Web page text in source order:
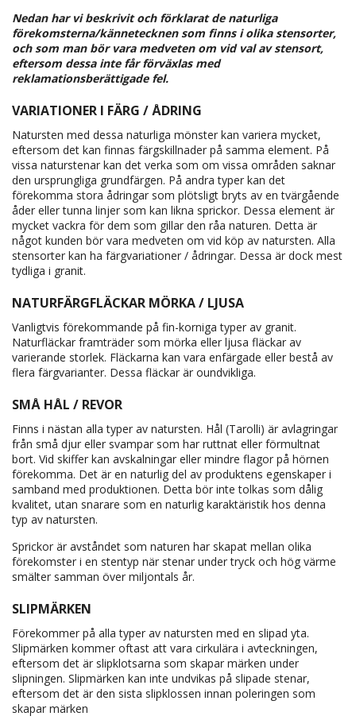
Nedan har vi beskrivit och förklarat de naturliga
förekomsterna/kännetecknen som finns i olika stensorter,
och som man bör vara medveten om vid val av stensort,
eftersom dessa inte får förväxlas med
reklamationsberättigade fel.
VARIATIONER I FÄRG / ÅDRING
Natursten med dessa naturliga mönster kan variera mycket,
eftersom det kan finnas färgskillnader på samma element. På
vissa naturstenar kan det verka som om vissa områden saknar
den ursprungliga grundfärgen. På andra typer kan det
förekomma stora ådringar som plötsligt bryts av en tvärgående
åder eller tunna linjer som kan likna sprickor. Dessa element är
mycket vackra för dem som gillar den råa naturen. Detta är
något kunden bör vara medveten om vid köp av natursten. Alla
stensorter kan ha färgvariationer / ådringar. Dessa är dock mest
tydliga i granit.
NATURFÄRGFLÄCKAR MÖRKA / LJUSA
Vanligtvis förekommande på fin-korniga typer av granit.
Naturfläckar framträder som mörka eller ljusa fläckar av
varierande storlek. Fläckarna kan vara enfärgade eller bestå av
flera färgvarianter. Dessa fläckar är oundvikliga.
SMÅ HÅL / REVOR
Finns i nästan alla typer av natursten. Hål (Tarolli) är avlagringar
från små djur eller svampar som har ruttnat eller förmultnat
bort. Vid skiffer kan avskalningar eller mindre flagor på hörnen
förekomma. Det är en naturlig del av produktens egenskaper i
samband med produktionen. Detta bör inte tolkas som dålig
kvalitet, utan snarare som en naturlig karaktäristik hos denna
typ av natursten.
Sprickor är avståndet som naturen har skapat mellan olika
förekomster i en stentyp när stenar under tryck och hög värme
smälter samman över miljontals år.
SLIPMÄRKEN
Förekommer på alla typer av natursten med en slipad yta.
Slipmärken kommer oftast att vara cirkulära i avteckningen,
eftersom det är slipklotsarna som skapar märken under
slipningen. Slipmärken kan inte undvikas på slipade stenar,
eftersom det är den sista slipklossen innan poleringen som
skapar märken